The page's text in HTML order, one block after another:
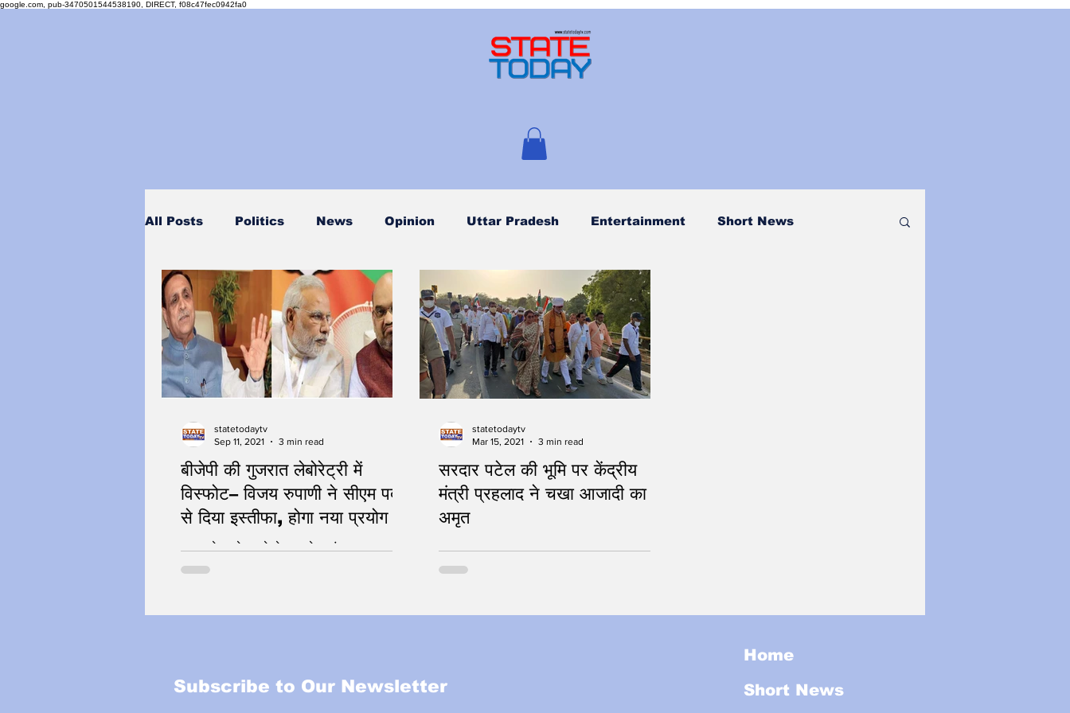
google.com, pub-3470501544538190, DIRECT, f08c47fec0942fa0
All Posts Politics News Opinion Uttar Pradesh Entertainment Short News
Personality
बीजेपी की गुजरात लेबोरेट्री में
विस्फोट– विजय रुपाणी ने सीएम पद
से दिया इस्तीफा, होगा नया प्रयोग
चुनाव से पहले नए चेहरे पर लगेगा दांव
statetodaytv
Sep 11, 2021
3 min read
सरदार पटेल की भूमि पर केंद्रीय
मंत्री प्रहलाद ने चखा आजादी का
अमृत
INDIA@75
statetodaytv
Mar 15, 2021
3 min read
Subscribe to Our Newsletter
Home
Short News